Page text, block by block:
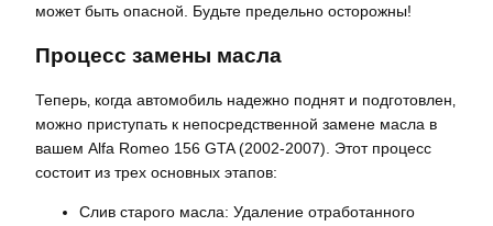
может быть опасной. Будьте предельно осторожны!
Процесс замены масла
Теперь‚ когда автомобиль надежно поднят и подготовлен‚
можно приступать к непосредственной замене масла в
вашем Alfa Romeo 156 GTA (2002-2007). Этот процесс
состоит из трех основных этапов:
Слив старого масла: Удаление отработанного